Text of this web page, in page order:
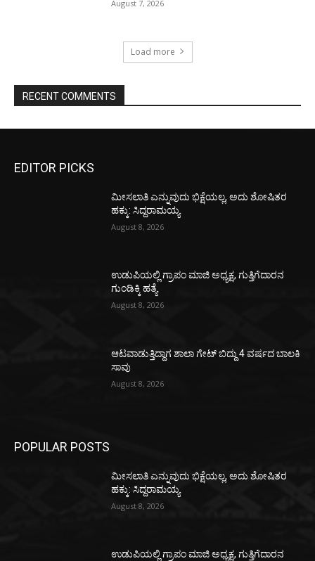
August 7, 2026
Load more
RECENT COMMENTS
EDITOR PICKS
ಮೀಸಲಾತಿ ಎನ್ನುವುದು ಭಿಕ್ಷೆಯಲ್ಲ, ಅದು ಶೋಷಿತರ
ಹಕ್ಕು: ಸಿದ್ದರಾಮಯ್ಯ
August 8, 2026
ಉಡುಪಿಯಲ್ಲಿ ಗ್ರಾಪಂ ಮಾಜಿ ಅಧ್ಯಕ್ಷ, ಗುತ್ತಿಗೆದಾರನ
ಗುಂಡಿಕ್ಕಿ ಹತ್ಯೆ
August 8, 2026
ಆಟವಾಡುತ್ತಿದ್ದಾಗ ಶಾಲಾ ಗೇಟ್‌ ಬಿದ್ದು 4 ವರ್ಷದ ಬಾಲಕಿ
ಸಾವು
August 8, 2026
POPULAR POSTS
ಮೀಸಲಾತಿ ಎನ್ನುವುದು ಭಿಕ್ಷೆಯಲ್ಲ, ಅದು ಶೋಷಿತರ
ಹಕ್ಕು: ಸಿದ್ದರಾಮಯ್ಯ
August 8, 2026
ಉಡುಪಿಯಲ್ಲಿ ಗ್ರಾಪಂ ಮಾಜಿ ಅಧ್ಯಕ್ಷ, ಗುತ್ತಿಗೆದಾರನ